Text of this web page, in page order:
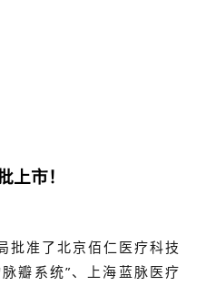
上市！
批准了北京佰仁医疗科技
瓣系统”、上海蓝脉医疗